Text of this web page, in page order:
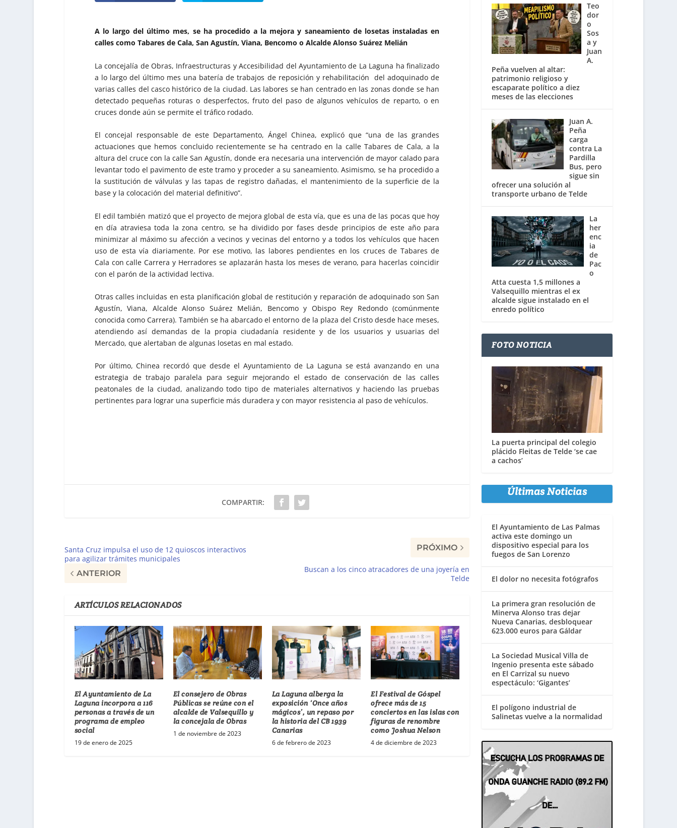
A lo largo del último mes, se ha procedido a la mejora y saneamiento de losetas instaladas en
calles como Tabares de Cala, San Agustín, Viana, Bencomo o Alcalde Alonso Suárez Melián
La concejalía de Obras, Infraestructuras y Accesibilidad del Ayuntamiento de La Laguna ha finalizado
a lo largo del último mes una batería de trabajos de reposición y rehabilitación del adoquinado de
varias calles del casco histórico de la ciudad. Las labores se han centrado en las zonas donde se han
detectado pequeñas roturas o desperfectos, fruto del paso de algunos vehículos de reparto, o en
cruces donde aún se permite el tráfico rodado.
El concejal responsable de este Departamento, Ángel Chinea, explicó que “una de las grandes
actuaciones que hemos concluido recientemente se ha centrado en la calle Tabares de Cala, a la
altura del cruce con la calle San Agustín, donde era necesaria una intervención de mayor calado para
levantar todo el pavimento de este tramo y proceder a su saneamiento. Asimismo, se ha procedido a
la sustitución de válvulas y las tapas de registro dañadas, el mantenimiento de la superficie de la
base y la colocación del material definitivo”.
El edil también matizó que el proyecto de mejora global de esta vía, que es una de las pocas que hoy
en día atraviesa toda la zona centro, se ha dividido por fases desde principios de este año para
minimizar al máximo su afección a vecinos y vecinas del entorno y a todos los vehículos que hacen
uso de esta vía diariamente. Por ese motivo, las labores pendientes en los cruces de Tabares de
Cala con calle Carrera y Herradores se aplazarán hasta los meses de verano, para hacerlas coincidir
con el parón de la actividad lectiva.
Otras calles incluidas en esta planificación global de restitución y reparación de adoquinado son San
Agustín, Viana, Alcalde Alonso Suárez Melián, Bencomo y Obispo Rey Redondo (comúnmente
conocida como Carrera). También se ha abarcado el entorno de la plaza del Cristo desde hace meses,
atendiendo así demandas de la propia ciudadanía residente y de los usuarios y usuarias del
Mercado, que alertaban de algunas losetas en mal estado.
Por último, Chinea recordó que desde el Ayuntamiento de La Laguna se está avanzando en una
estrategia de trabajo paralela para seguir mejorando el estado de conservación de las calles
peatonales de la ciudad, analizando todo tipo de materiales alternativos y haciendo las pruebas
pertinentes para lograr una superficie más duradera y con mayor resistencia al paso de vehículos.
COMPARTIR:
Santa Cruz impulsa el uso de 12 quioscos interactivos
para agilizar trámites municipales
ANTERIOR
PRÓXIMO
Buscan a los cinco atracadores de una joyería en
Telde
ARTÍCULOS RELACIONADOS
El Ayuntamiento de La
Laguna incorpora a 116
personas a través de un
programa de empleo
social
19 de enero de 2025
El consejero de Obras
Públicas se reúne con el
alcalde de Valsequillo y
la concejala de Obras
1 de noviembre de 2023
La Laguna alberga la
exposición ‘Once años
mágicos’, un repaso por
la historia del CB 1939
Canarias
6 de febrero de 2023
El Festival de Góspel
ofrece más de 15
conciertos en las islas con
figuras de renombre
como Joshua Nelson
4 de diciembre de 2023
Teo
dor
o
Sos
a y
Juan
A.
Peña vuelven al altar:
patrimonio religioso y
escaparate político a diez
meses de las elecciones
Juan A.
Peña
carga
contra La
Pardilla
Bus, pero
sigue sin
ofrecer una solución al
transporte urbano de Telde
La
her
enc
ia
de
Pac
o
Atta cuesta 1,5 millones a
Valsequillo mientras el ex
alcalde sigue instalado en el
enredo político
FOTO NOTICIA
La puerta principal del colegio
plácido Fleitas de Telde ‘se cae
a cachos’
Últimas Noticias
El Ayuntamiento de Las Palmas
activa este domingo un
dispositivo especial para los
fuegos de San Lorenzo
El dolor no necesita fotógrafos
La primera gran resolución de
Minerva Alonso tras dejar
Nueva Canarias, desbloquear
623.000 euros para Gáldar
La Sociedad Musical Villa de
Ingenio presenta este sábado
en El Carrizal su nuevo
espectáculo: ‘Gigantes’
El polígono industrial de
Salinetas vuelve a la normalidad